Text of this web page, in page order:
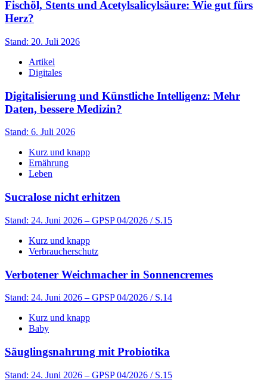
Fischöl, Stents und Acetylsalicylsäure: Wie gut fürs
Herz?
Stand: 20. Juli 2026
Artikel
Digitales
Digitalisierung und Künstliche Intelligenz: Mehr
Daten, bessere Medizin?
Stand: 6. Juli 2026
Kurz und knapp
Ernährung
Leben
Sucralose nicht erhitzen
Stand: 24. Juni 2026 – GPSP 04/2026 / S.15
Kurz und knapp
Verbraucherschutz
Verbotener Weichmacher in Sonnencremes
Stand: 24. Juni 2026 – GPSP 04/2026 / S.14
Kurz und knapp
Baby
Säuglingsnahrung mit Probiotika
Stand: 24. Juni 2026 – GPSP 04/2026 / S.15